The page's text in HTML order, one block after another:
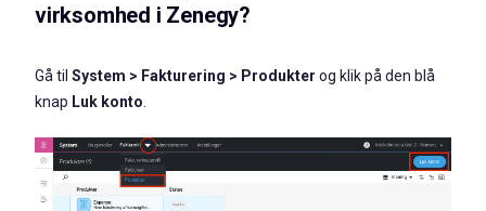
virksomhed i Zenegy?
Gå til System > Fakturering > Produkter og klik på den blå
knap Luk konto